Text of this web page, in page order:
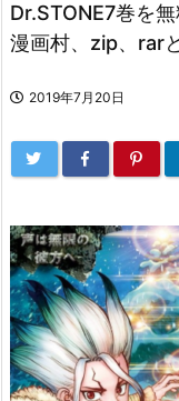
Dr.STONE7巻を
漫画村、zip、rar
2019年7月20日